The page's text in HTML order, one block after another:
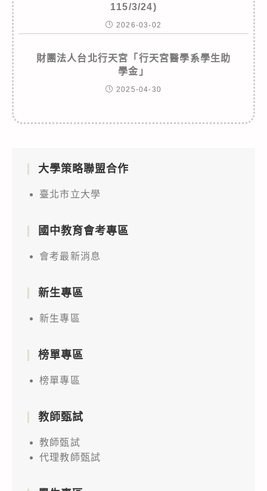
115/3/24)
2026-03-02
財團法人台北行天宮「行天宮醫學系學生助
學金」
2025-04-30
大學策略聯盟合作
臺北市立大學
國中教育會考專區
會考最新消息
新生專區
新生專區
榜單專區
榜單專區
教師甄試
教師甄試
代理教師甄試